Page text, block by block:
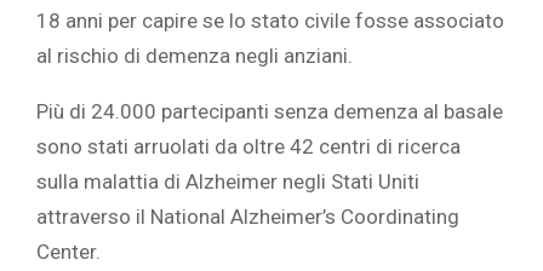
18 anni per capire se lo stato civile fosse associato
al rischio di demenza negli anziani.
Più di 24.000 partecipanti senza demenza al basale
sono stati arruolati da oltre 42 centri di ricerca
sulla malattia di Alzheimer negli Stati Uniti
attraverso il National Alzheimer’s Coordinating
Center.